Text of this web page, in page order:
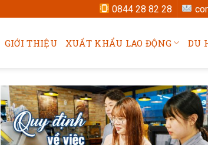
0844 28 82 28
GIỚI THIỆU XUẤT KHẨU LAO ĐỘNG DU